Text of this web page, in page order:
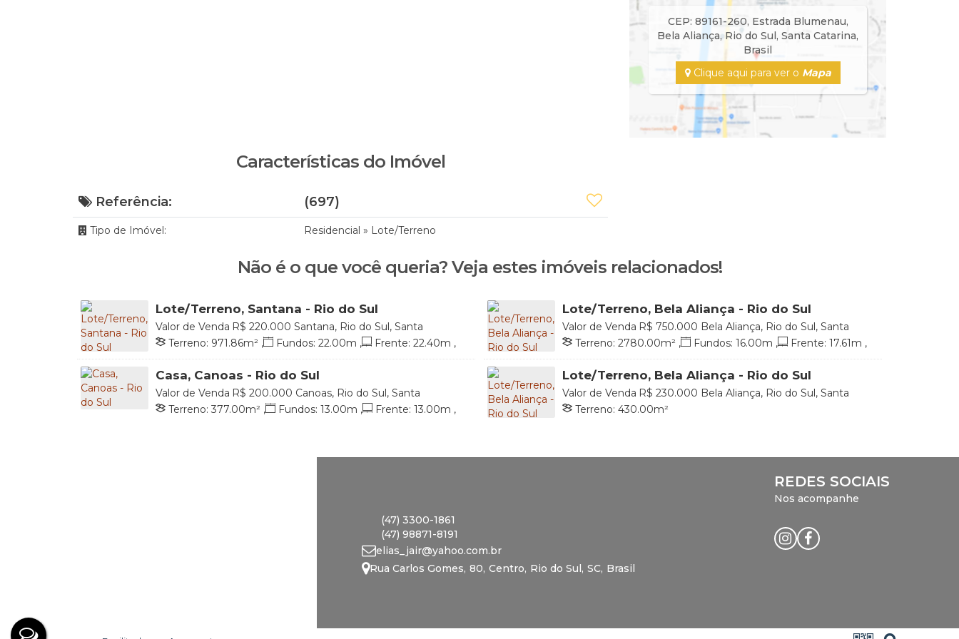
CEP: 89161-260, Estrada Blumenau,
Bela Aliança,Rio do Sul, Santa Catarina,
Brasil
Clique aqui para ver o Mapa
Características do Imóvel
Referência: (697)
Tipo de Imóvel: Residencial » Lote/Terreno
Não é o que você queria? Veja estes imóveis relacionados!
Lote/Terreno, Santana - Rio do Sul
R$ 220.000
Valor de Venda
Santana, Rio do Sul, Santa
Catarina, Brasil
Terreno: 971.86m² , Fundos: 22.00m , Frente: 22.40m ,
Lado Direito: 46.17m , Lado Esquerdo: 44.01m
Lote/Terreno, Bela Aliança - Rio do Sul
R$ 750.000
Valor de Venda
Bela Aliança, Rio do Sul, Santa
Catarina, Brasil
Terreno: 2780.00m² , Fundos: 16.00m , Frente: 17.61m ,
Lado Direito: 44.40m , Lado Esquerdo: 36.93m
Casa, Canoas - Rio do Sul
R$ 200.000
Valor de Venda
Canoas, Rio do Sul, Santa
Catarina, Brasil
Terreno: 377.00m² , Fundos: 13.00m , Frente: 13.00m ,
Lote/Terreno, Bela Aliança - Rio do Sul
R$ 230.000
Valor de Venda
Bela Aliança, Rio do Sul, Santa
Catarina, Brasil
Terreno: 430.00m²
(47) 3300-1861
(47) 98871-8191
elias_jair@yahoo.com.br
Rua Carlos Gomes, 80, Centro, Rio do Sul, SC, Brasil
REDES SOCIAIS
Nos acompanhe